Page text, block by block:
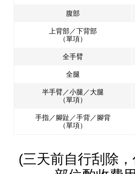
腹部
上背部／下背部
（單項）
全手臂
全腿
半手臂／小腿／大腿
（單項）
手指／腳趾／手背／腳背
（單項）
(三天前自行刮除